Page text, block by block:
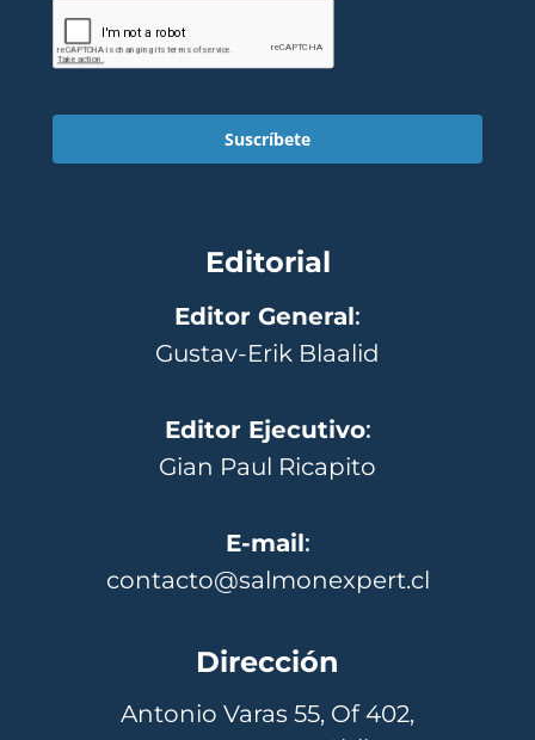
Suscríbete
Editorial
Editor General:
Gustav-Erik Blaalid
Editor Ejecutivo:
Gian Paul Ricapito
E-mail:
contacto@salmonexpert.cl
Dirección
Antonio Varas 55, Of 402,